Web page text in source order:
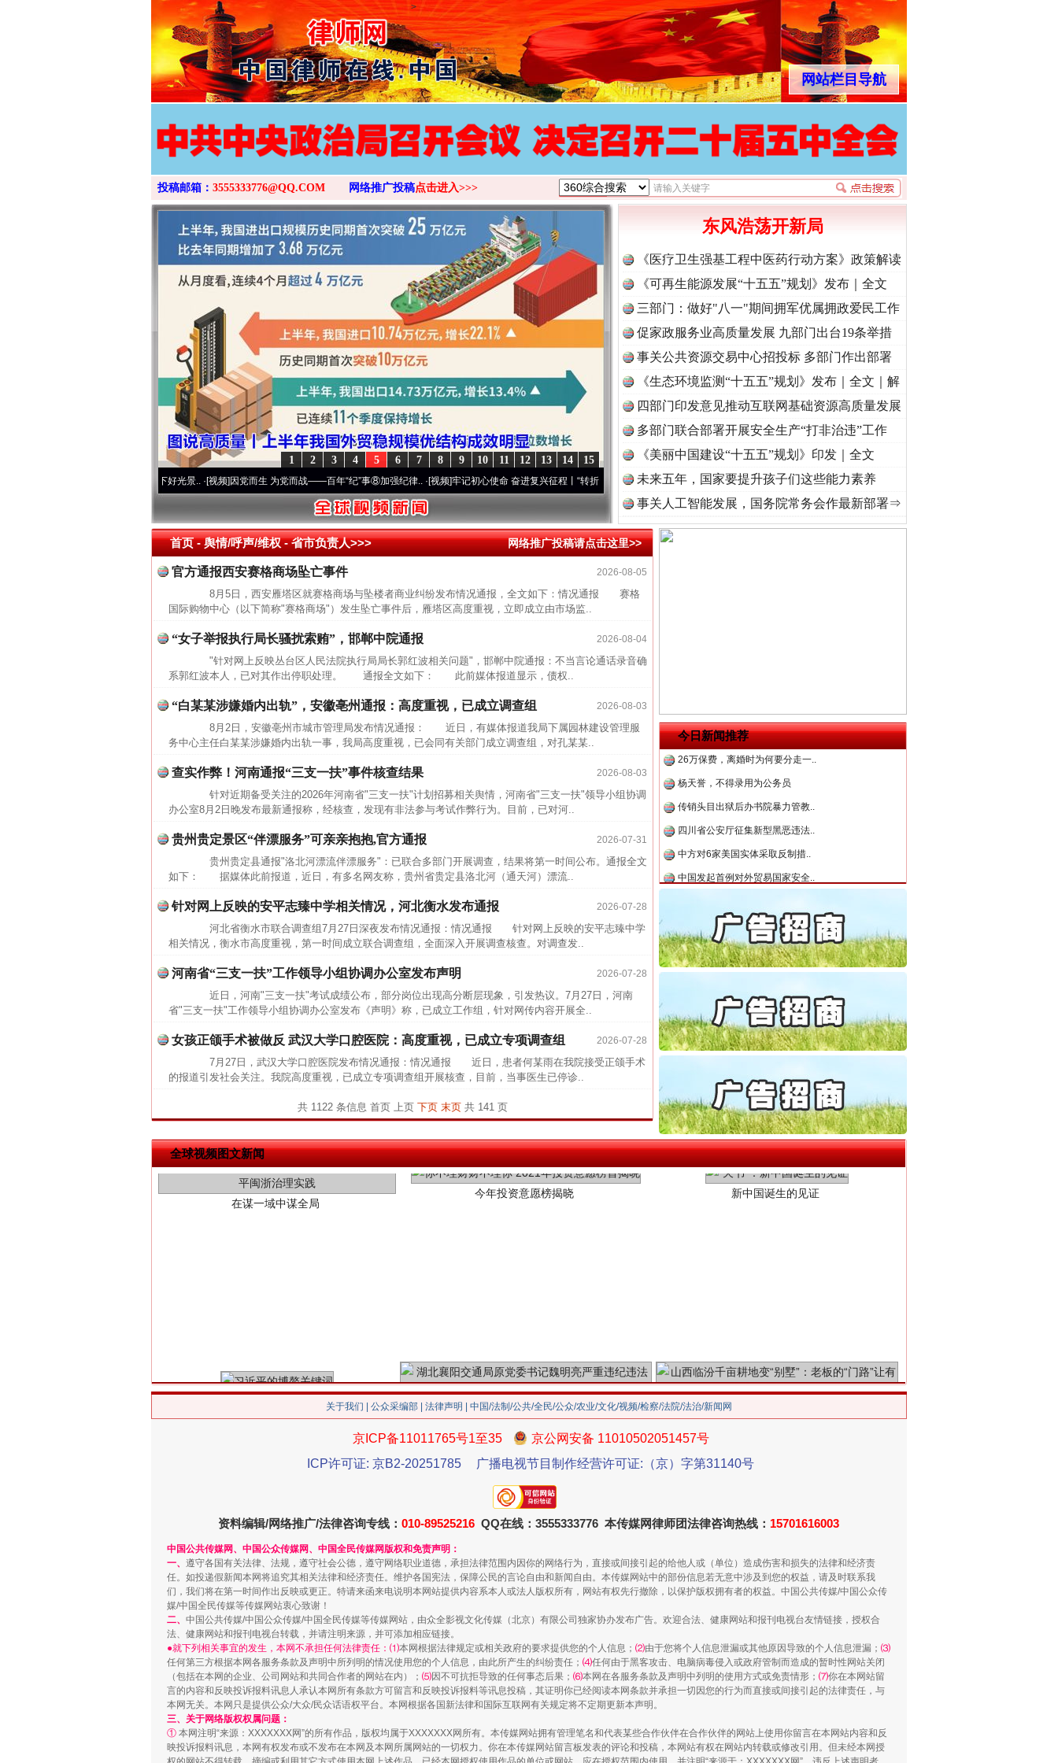
>
网站栏目导航
投稿邮箱： 3555333776@QQ.COM 网络推广投稿点击进入>>>
15
14
13
12
11
10
9
8
7
6
5
4
3
2
1
心使命 奋进复兴征程丨宝塔山下好光景..·[视频] 因党而生 为党而战——百年“纪”事⑧加强纪律..·[视频] 牢记初心使命 奋进复兴征程丨“转折之城”激荡.. ·[视频]牢记初心使命 奋进复兴征程丨红船起航处 潮起..·[视频]一首歌的时间，读懂乐至的“诗与远方”
东风浩荡开新局
《医疗卫生强基工程中医药行动方案》政策解读
《可再生能源发展“十五五”规划》发布｜全文
三部门：做好"八一"期间拥军优属拥政爱民工作
促家政服务业高质量发展 九部门出台19条举措
事关公共资源交易中心招投标 多部门作出部署
《生态环境监测“十五五”规划》发布｜全文｜解
读
四部门印发意见推动互联网基础资源高质量发展
多部门联合部署开展安全生产“打非治违”工作
《美丽中国建设“十五五”规划》印发｜全文
未来五年，国家要提升孩子们这些能力素养
事关人工智能发展，国务院常务会作最新部署⇒
首页- 舆情/呼声/维权 -省市负责人>>> 网络推广投稿请点击这里>>
2026-08-05
官方通报西安赛格商场坠亡事件
8月5日，西安雁塔区就赛格商场与坠楼者商业纠纷发布情况通报，全文如下：情况通报 赛格
国际购物中心（以下简称"赛格商场"）发生坠亡事件后，雁塔区高度重视，立即成立由市场监..
2026-08-04
“女子举报执行局长骚扰索贿”，邯郸中院通报
"针对网上反映丛台区人民法院执行局局长郭红波相关问题"，邯郸中院通报：不当言论通话录音确
系郭红波本人，已对其作出停职处理。 通报全文如下： 此前媒体报道显示，债权..
2026-08-03
“白某某涉嫌婚内出轨”，安徽亳州通报：高度重视，已成立调查组
8月2日，安徽亳州市城市管理局发布情况通报： 近日，有媒体报道我局下属园林建设管理服
务中心主任白某某涉嫌婚内出轨一事，我局高度重视，已会同有关部门成立调查组，对孔某某..
2026-08-03
查实作弊！河南通报“三支一扶”事件核查结果
针对近期备受关注的2026年河南省"三支一扶"计划招募相关舆情，河南省"三支一扶"领导小组协调
办公室8月2日晚发布最新通报称，经核查，发现有非法参与考试作弊行为。目前，已对河..
2026-07-31
贵州贵定景区“伴漂服务”可亲亲抱抱,官方通报
贵州贵定县通报"洛北河漂流伴漂服务"：已联合多部门开展调查，结果将第一时间公布。通报全文
如下： 据媒体此前报道，近日，有多名网友称，贵州省贵定县洛北河（通天河）漂流..
2026-07-28
针对网上反映的安平志臻中学相关情况，河北衡水发布通报
河北省衡水市联合调查组7月27日深夜发布情况通报：情况通报 针对网上反映的安平志臻中学
相关情况，衡水市高度重视，第一时间成立联合调查组，全面深入开展调查核查。对调查发..
2026-07-28
河南省“三支一扶”工作领导小组协调办公室发布声明
近日，河南"三支一扶"考试成绩公布，部分岗位出现高分断层现象，引发热议。7月27日，河南
省"三支一扶"工作领导小组协调办公室发布《声明》称，已成立工作组，针对网传内容开展全..
2026-07-28
女孩正颌手术被做反 武汉大学口腔医院：高度重视，已成立专项调查组
7月27日，武汉大学口腔医院发布情况通报：情况通报 近日，患者何某雨在我院接受正颌手术
的报道引发社会关注。我院高度重视，已成立专项调查组开展核查，目前，当事医生已停诊..
共 1122 条信息 首页 上页 下页 末页共 141 页
今日新闻推荐
一纸欠条伤亲情 巡回调解促和..
26万保费，离婚时为何要分走一..
杨天誉，不得录用为公务员
传销头目出狱后办书院暴力管教..
四川省公安厅征集新型黑恶违法..
中方对6家美国实体采取反制措..
中国发起首例对外贸易国家安全..
官方通报西安赛格商场坠亡事件
最高检抗诉的疑难复杂刑事案件
事故致5死1伤，四川省安委会挂..
半生相守，一别两宽：这场老年..
一纸欠条伤亲情 巡回调解促和..
26万保费，离婚时为何要分走一..
传销头目出狱后办书院暴力管教..
四川省公安厅征集新型黑恶违法..
中方对6家美国实体采取反制措..
中国发起首例对外贸易国家安全..
官方通报西安赛格商场坠亡事件
全球视频图文新闻
茶叶“炒上天”
“神药”背后的真相
这是一记警钟！ 谢谢有你温暖了四季 法官巧妙执行解纠纷
在谋一域中谋全局
新中国诞生的见证
“刷贴”乱象丛生
揭批美国五大"原罪" "炒鞋教程"里的骗局 习近平的“航天情”
关于我们 公众采编部 法律声明 | 中国/法制/公共/全民/公众/农业/文化/视频/检察/法院/法治/新闻网
京ICP备11011765号1至35
京公网安备 11010502051457号
ICP许可证: 京B2-20251785
广播电视节目制作经营许可证:（京）字第31140号
资料编辑/网络推广/法律咨询专线： 010-89525216 QQ在线：3555333776 本传媒网律师团法律咨询热线： 15701616003
中国公共传媒网、中国公众传媒网、中国全民传媒网版权和免责声明：
一、 遵守各国有关法律、法规，遵守社会公德，遵守网络职业道德，承担法律范围内因你的网络行为，直接或间接引起的给他人或（单位）造成伤害和损失的法律和经济责
任。如投递假新闻本网将追究其相关法律和经济责任。维护各国宪法，保障公民的言论自由和新闻自由。本传媒网站中的部份信息若无意中涉及到您的权益，请及时联系我
们，我们将在第一时间作出反映或更正。特请来函来电说明本网站提供内容系本人或法人版权所有，网站有权先行撤除，以保护版权拥有者的权益。中国公共传媒/中国公众传
媒/中国全民传媒等传媒网站衷心致谢！
二、 中国公共传媒/中国公众传媒/中国全民传媒等传媒网站，由众全影视文化传媒（北京）有限公司独家协办发布广告。欢迎合法、健康网站和报刊电视台友情链接，授权合
法、健康网站和报刊电视台转载，并请注明来源，并可添加相应链接。
●就下列相关事宜的发生，本网不承担任何法律责任：⑴本网根据法律规定或相关政府的要求提供您的个人信息； ⑵由于您将个人信息泄漏或其他原因导致的个人信息泄漏； ⑶
任何第三方根据本网各服务条款及声明中所列明的情况使用您的个人信息，由此所产生的纠纷责任； ⑷任何由于黑客攻击、电脑病毒侵入或政府管制而造成的暂时性网站关闭
（包括在本网的企业、公司网站和共同合作者的网站在内）； ⑸因不可抗拒导致的任何事态后果； ⑹本网在各服务条款及声明中列明的使用方式或免责情形； ⑺你在本网站留
言的内容和反映投诉报料讯息人承认本网所有条款方可留言和反映投诉报料等讯息投稿，其证明你已经阅读本网条款并承担一切因您的行为而直接或间接引起的法律责任，与
本网无关。本网只是提供公众/大众/民众话语权平台。本网根据各国新法律和国际互联网有关规定将不定期更新本声明。
三、关于网络版权权属问题：
① 本网注明“来源：XXXXXXX网”的所有作品，版权均属于XXXXXXX网所有。本传媒网站拥有管理笔名和代表某些合作伙伴在合作伙伴的网站上使用你留言在本网站内容和反
映投诉报料讯息，本网有权发布或不发布在本网及本网所属网站的一切权力。你在本传媒网站留言板发表的评论和投稿，本网站有权在网站内转载或修改引用。但未经本网授